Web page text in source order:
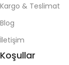
Kargo & Teslimat
Blog
İletişim
Koşullar